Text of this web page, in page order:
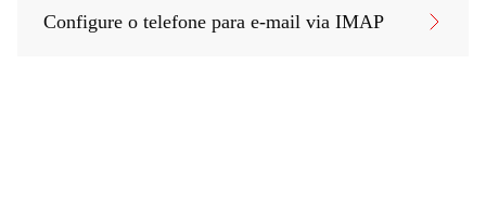
Configure o telefone para e-mail via IMAP